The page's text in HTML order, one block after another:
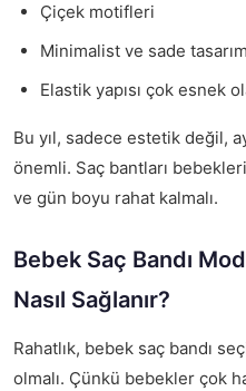
Çiçek motifleri
Minimalist ve sade
Elastik yapısı çok esnek
Bu yıl, sadece estetik değil,
önemli. Saç bantları
ve gün boyu rahat kalmalı.
Bebek Saç Bandı
Nasıl Sağlanır?
Rahatlık, bebek saç bandı
olmalı. Çünkü bebekler çok